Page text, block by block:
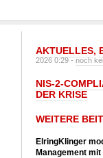
AKTUELLES,
2026 0:29 -noch
NIS-2-
DER KRISE
WEITERE
ElringKlinger
Management